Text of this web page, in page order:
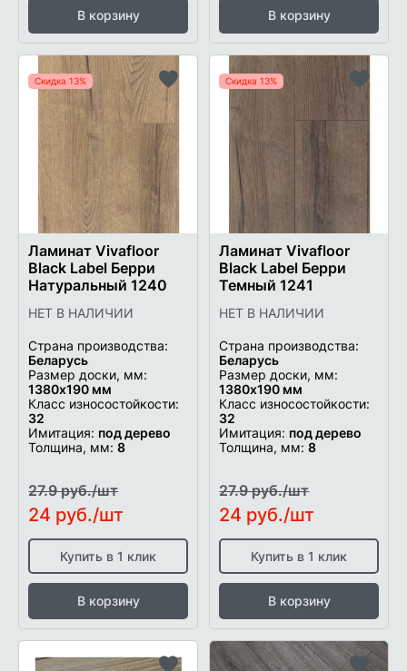
В корзину В корзину
Скидка 13%
Добавить
в
список
желаемого
Ламинат Vivafloor
Black Label Берри
Натуральный 1240
НЕТ В НАЛИЧИИ
Страна производства:
Беларусь
Размер доски, мм:
1380х190 мм
Класс износостойкости:
32
Имитация: под дерево
Толщина, мм:8
27.9 руб./шт
24 руб./шт
Купить в 1 клик
В корзину
Скидка 13%
список
Ламинат Vivafloor
Black Label Берри
Темный 1241
НЕТ В НАЛИЧИИ
Страна производства:
Беларусь
Размер доски, мм:
1380х190 мм
Класс износостойкости:
32
Имитация: под дерево
Толщина, мм:8
27.9 руб./шт
24 руб./шт
Купить в 1 клик
В корзину